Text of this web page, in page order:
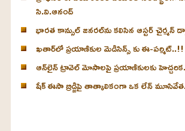
సి.వి.ఆనంద్
భారత కాన్సుల్ జనరల్‌ను కలిసిన ఆస్టర్ చైర్మన్
ఖతార్‌లో ప్రయాణికుల మెడిసిన్స్ కు ఈ-పర్మిట్..!!
ఆన్‌లైన్ ట్రావెల్ మోసాలపై ప్రయాణికులకు
షేక్ ఈసా బ్రిడ్జిపై తాత్కాలికంగా ఒక లేన్